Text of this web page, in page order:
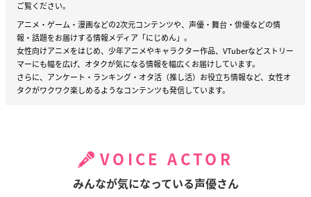
ご覧ください。
アニメ・ゲーム・漫画などの2次元コンテンツや、声優・舞台・俳優などの情
報・話題をお届けする情報メディア「にじめん」。
女性向けアニメをはじめ、少年アニメやキャラクター作品、VTuberなどストリー
マーにも幅を広げ、オタクが気になる情報を幅広くお届けしています。
さらに、アンケート・ランキング・オタ活（推し活）お役立ち情報など、女性オ
タクがワクワク楽しめるようなコンテンツも発信しています。
VOICE ACTOR
みんなが気になっている声優さん